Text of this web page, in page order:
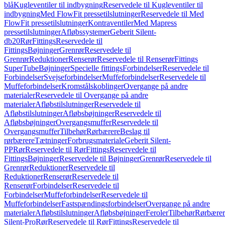
blåKugleventiler til indbygningReservedele til Kugleventiler til
indbygningMed FlowFit pressetilslutningerReservedele til Med
FlowFit pressetilslutningerKontraventilerMed Mapress
pressetilslutningerAfløbssystemerGeberit Silent-
db20RørFittingsReservedele til
FittingsBøjningerGrenrørReservedele til
GrenrørReduktionerRenserørReservedele til RenserørFittings
SuperTubeBøjningerSpecielle fittingsForbindelserReservedele til
ForbindelserSvejseforbindelserMuffeforbindelserReservedele til
MuffeforbindelserKromstålskoblingerOvergange på andre
materialerReservedele til Overgange på andre
materialerAfløbstilslutningerReservedele til
AfløbstilslutningerAfløbsbøjningerReservedele til
AfløbsbøjningerOvergangsmufferReservedele til
OvergangsmufferTilbehørRørbærereBeslag til
rørbærereTætningerForbrugsmaterialeGeberit Silent-
PPRørReservedele til RørFittingsReservedele til
FittingsBøjningerReservedele til BøjningerGrenrørReservedele til
GrenrørReduktionerReservedele til
ReduktionerRenserørReservedele til
RenserørForbindelserReservedele til
ForbindelserMuffeforbindelserReservedele til
MuffeforbindelserFastspændingsforbindelserOvergange på andre
materialerAfløbstilslutningerAfløbsbøjningerFerolerTilbehør
Silent-ProRørReservedele til RørFittingsReservedele til